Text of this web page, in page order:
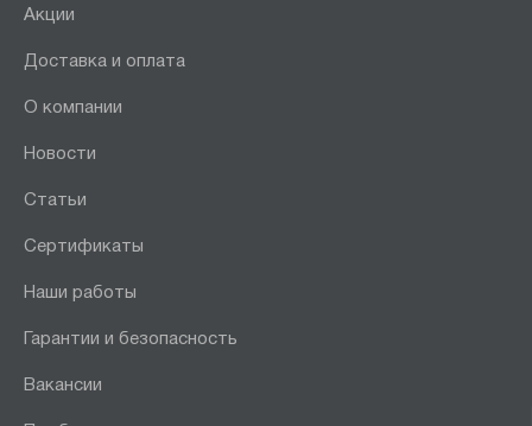
Акции
Доставка и оплата
О компании
Новости
Статьи
Сертификаты
Наши работы
Гарантии и безопасность
Вакансии